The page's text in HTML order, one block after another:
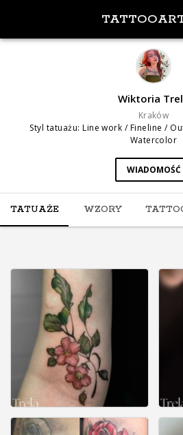
Wiktoria
Kraków
Styl tatuażu: Line work / Fineline /
Watercolor
WIADOMOŚĆ
TATUAŻE WZORY